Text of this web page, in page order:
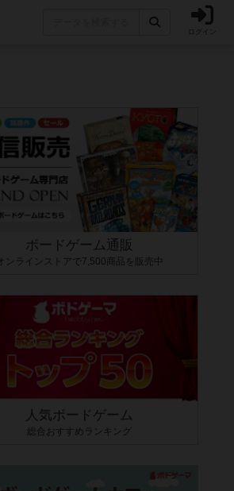
ログイン
ボードゲーム通販
オンラインストアで7,500商品を販売中
人気ボードゲーム
総合おすすめランキング